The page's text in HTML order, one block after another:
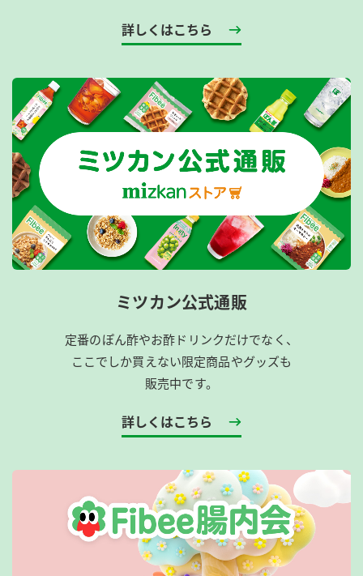
詳しくはこちら
ミツカン公式通販
定番のぽん酢やお酢ドリンクだけでなく、
ここでしか買えない限定商品やグッズも
販売中です。
詳しくはこちら